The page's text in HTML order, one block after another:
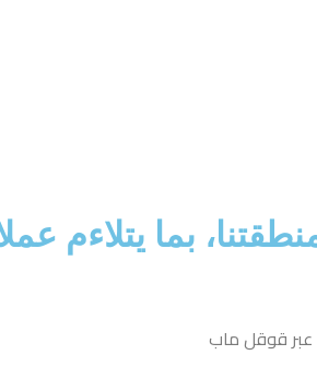
بما يتلاءم
عبر قوقل ماب